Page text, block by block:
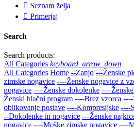
 Seznam želja
 Primerjaj
Search
Search products:
All Categories keyboard_arrow_down
All Categories Home --Zanjo ---Ženske
zimske nogavice ----Ženske nogavice z
nogavice ----Ženske dokolenke ----
Ženski hlačni program ----Brez vzorca
oblikovanje postave ----Kompresijske ----
--Dokolenke in nogavice ---Ženske
nogavice ----Moške zimske nogavice ----